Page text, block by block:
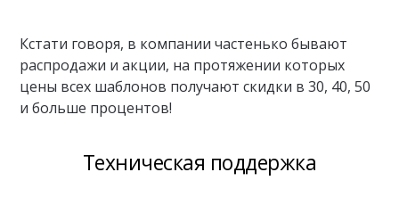
Кстати говоря, в компании частенько бывают
распродажи и акции, на протяжении которых
цены всех шаблонов получают скидки в 30, 40, 50
и больше процентов!
Техническая поддержка